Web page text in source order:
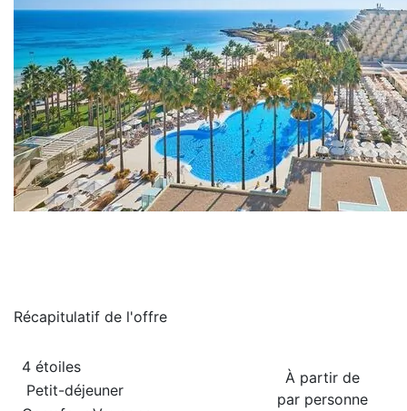
Récapitulatif de l'offre
À partir de
par personne
4 étoiles
Petit-déjeuner